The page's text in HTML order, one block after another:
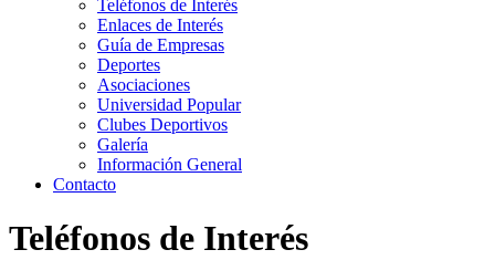
Teléfonos de Interés
Enlaces de Interés
Guía de Empresas
Deportes
Asociaciones
Universidad Popular
Clubes Deportivos
Galería
Información General
Contacto
Teléfonos de Interés